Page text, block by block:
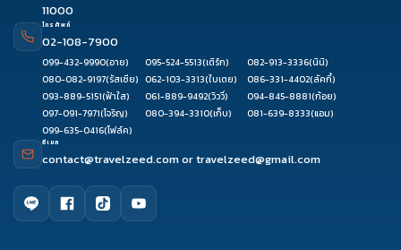
11000
โทรศัพท์
02-108-7900
099-432-9990(อาย) 095-524-5513(เติร์ก) 082-913-3336(นินิ)
080-082-9197(รัสเซีย) 062-103-3313(ใบเตย) 086-331-4402(ลัคกี้)
093-889-5151(ฟ้าใส) 061-889-9492(วิววี่) 094-845-8881(ก้อย)
097-091-7971(โจริญ) 080-394-3310(เก็บ) 081-639-8333(แอม)
099-635-0416(โฟล์ค)
อีเมล
contact@travelzeed.comortravelzeed@gmail.com